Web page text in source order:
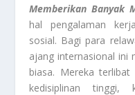
Memberikan Banyak
hal pengalaman
sosial. Bagi para
ajang internasional ini
biasa. Mereka
kedisiplinan